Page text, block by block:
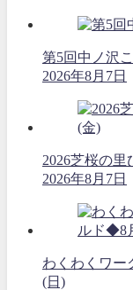
第5回中ノ沢
2026年8月7日
2026芝桜の
2026年8月7日
わくわくワー
(日)